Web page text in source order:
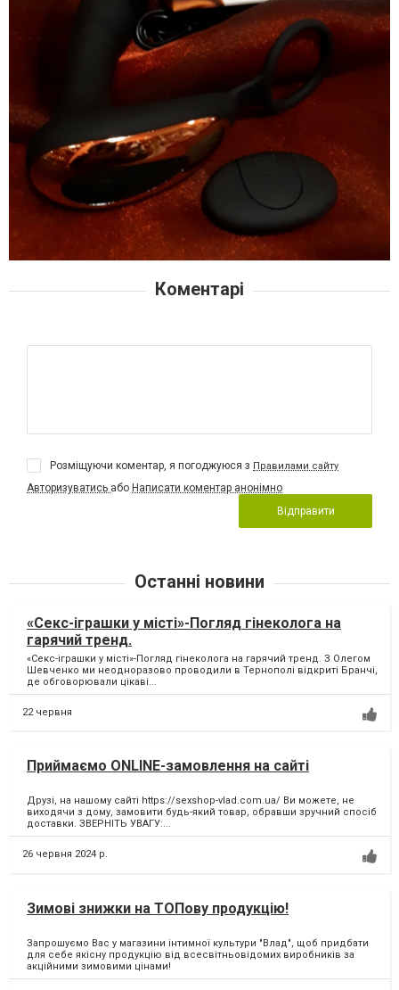
Коментарі
Розміщуючи коментар, я погоджуюся з Правилами сайту
Авторизуватись або Написати коментар анонімно
Відправити
Останні новини
«Секс-іграшки у місті»-Погляд гінеколога на
гарячий тренд.
«Секс-іграшки у місті»-Погляд гінеколога на гарячий тренд. З Олегом
Шевченко ми неодноразово проводили в Тернополі відкриті Бранчі,
де обговорювали цікаві...
22 червня
Приймаємо ONLINE-замовлення на сайті
Друзі, на нашому сайті https://sexshop-vlad.com.ua/ Ви можете, не
виходячи з дому, замовити будь-який товар, обравши зручний спосіб
доставки. ЗВЕРНІТЬ УВАГУ:...
26 червня 2024 р.
Зимові знижки на ТОПову продукцію!
Запрошуємо Вас у магазини інтимної культури "Влад", щоб придбати
для себе якісну продукцію від всесвітньовідомих виробників за
акційними зимовими цінами!